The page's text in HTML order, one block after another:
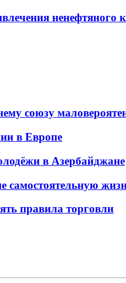
ненефтяного
союзу
в Европе
в Азербайджане
самостоятельную
правила торговли